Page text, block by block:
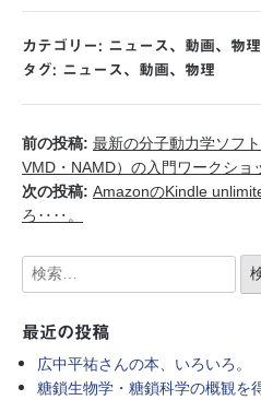
カテゴリー: ニュース 、 動画、 物理
タグ: ニュース 、 動画、 物理
前の投稿: 最新の分子動力学ソフ
VMD・NAMD）の入門ワークショ
次の投稿: AmazonのKindle
ろ‥‥。
最近の投稿
広中平祐さんの本、いろいろ。
糖鎖生物学・糖鎖科学の概観を